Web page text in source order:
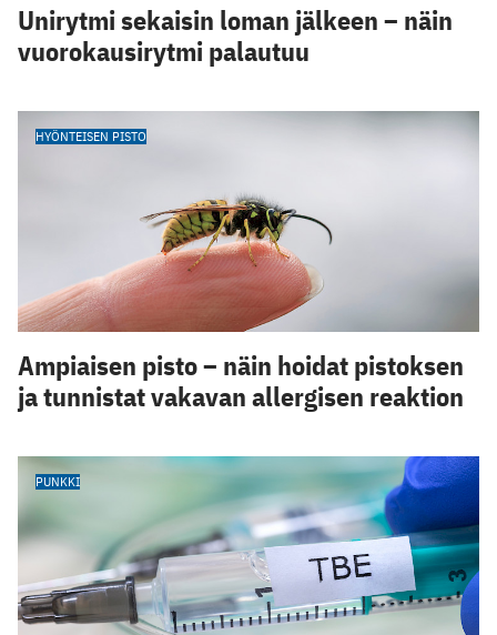
Unirytmi sekaisin loman jälkeen – näin
vuorokausirytmi palautuu
HYÖNTEISEN PISTO
Ampiaisen pisto – näin hoidat pistoksen
ja tunnistat vakavan allergisen reaktion
PUNKKI